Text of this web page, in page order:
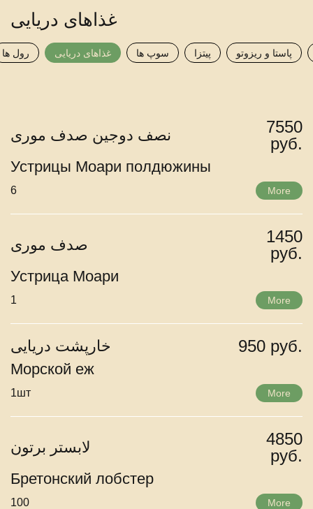
غذاهای دریایی
رول ها غذاهای دریایی سوپ ها پیتزا پاستا و ریزوتو
نصف دوجین صدف موری
7550
руб.
Устрицы Моари полдюжины
6 More
صدف موری
1450
руб.
Устрица Моари
1 More
خارپشت دریایی 950 руб.
Морской еж
1шт More
لابستر برتون
4850
руб.
Бретонский лобстер
100 More